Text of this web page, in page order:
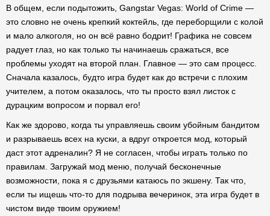
В общем, если подытожить, Gangstar Vegas: World of Crime —
это словно не очень крепкий коктейль, где переборщили с колой
и мало алкоголя, но он всё равно бодрит! Графика не совсем
радует глаз, но как только ты начинаешь сражаться, все
проблемы уходят на второй план. Главное — это сам процесс.
Сначала казалось, будто игра будет как до встречи с плохим
учителем, а потом оказалось, что ты просто взял листок с
дурацким вопросом и порвал его!
Как же здорово, когда ты управляешь своим убойным бандитом
и разрываешь всех на куски, а вдруг откроется мод, который
даст этот адреналин? Я не согласен, чтобы играть только по
правилам. Загружай мод меню, получай бесконечные
возможности, пока я с друзьями катаюсь по экшену. Так что,
если ты ищешь что-то для подрыва вечеринок, эта игра будет в
чистом виде твоим оружием!